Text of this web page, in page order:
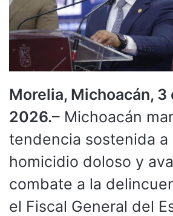
Morelia, Michoacán, 3
2026.– Michoacán
tendencia sostenida a
homicidio doloso y
combate a la
el Fiscal General del